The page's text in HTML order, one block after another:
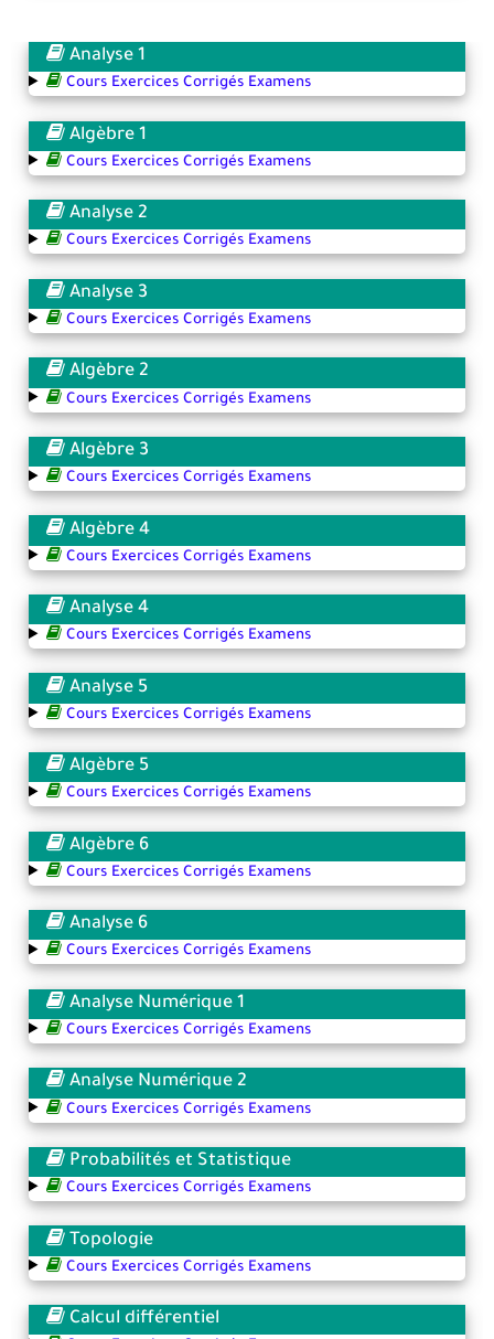
Analyse 1
Cours Exercices Corrigés Examens
Algèbre 1
Cours Exercices Corrigés Examens
Analyse 2
Cours Exercices Corrigés Examens
Analyse 3
Cours Exercices Corrigés Examens
Algèbre 2
Cours Exercices Corrigés Examens
Algèbre 3
Cours Exercices Corrigés Examens
Algèbre 4
Cours Exercices Corrigés Examens
Analyse 4
Cours Exercices Corrigés Examens
Analyse 5
Cours Exercices Corrigés Examens
Algèbre 5
Cours Exercices Corrigés Examens
Algèbre 6
Cours Exercices Corrigés Examens
Analyse 6
Cours Exercices Corrigés Examens
Analyse Numérique 1
Cours Exercices Corrigés Examens
Analyse Numérique 2
Cours Exercices Corrigés Examens
Probabilités et Statistique
Cours Exercices Corrigés Examens
Topologie
Cours Exercices Corrigés Examens
Calcul différentiel